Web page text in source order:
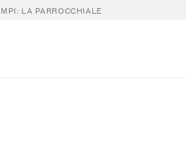
LA PARROCCHIALE